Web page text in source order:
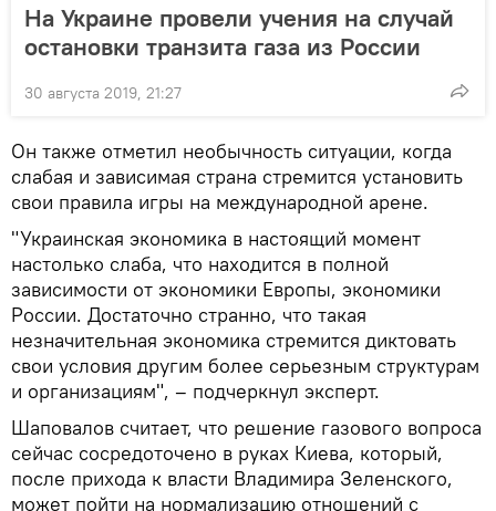
На Украине провели учения на случай
остановки транзита газа из России
30 августа 2019, 21:27
Он также отметил необычность ситуации, когда
слабая и зависимая страна стремится установить
свои правила игры на международной арене.
"Украинская экономика в настоящий момент
настолько слаба, что находится в полной
зависимости от экономики Европы, экономики
России. Достаточно странно, что такая
незначительная экономика стремится диктовать
свои условия другим более серьезным структурам
и организациям", – подчеркнул эксперт.
Шаповалов считает, что решение газового вопроса
сейчас сосредоточено в руках Киева, который,
после прихода к власти Владимира Зеленского,
может пойти на нормализацию отношений с